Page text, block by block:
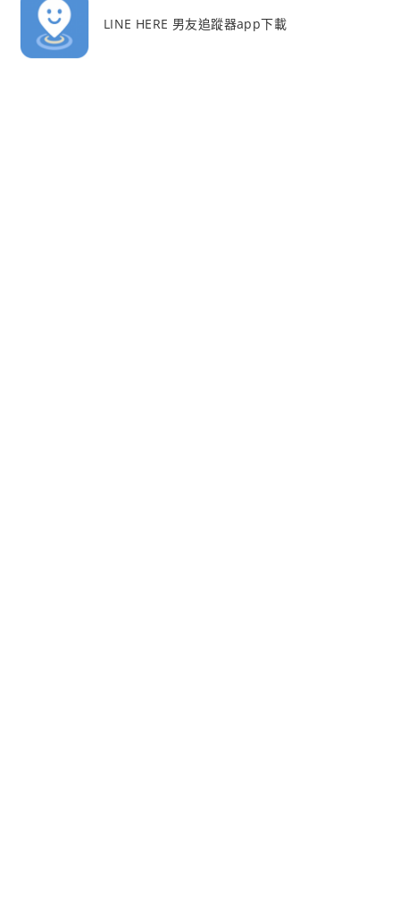
LINE HERE 男友追蹤器app下載